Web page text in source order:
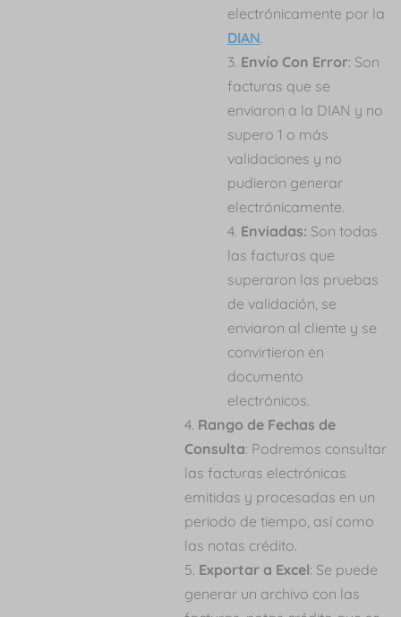
electrónicamente por la
DIAN.
Envío Con Error: Son
facturas que se
enviaron a la DIAN y no
supero 1 o más
validaciones y no
pudieron generar
electrónicamente.
Enviadas: Son todas
las facturas que
superaron las pruebas
de validación, se
enviaron al cliente y se
convirtieron en
documento
electrónicos.
Rango de Fechas de
Consulta: Podremos consultar
las facturas electrónicas
emitidas y procesadas en un
periodo de tiempo, así como
las notas crédito.
Exportar a Excel: Se puede
generar un archivo con las